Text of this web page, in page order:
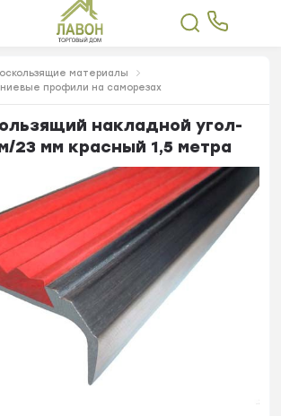
материалы
профили на саморезах
накладной угол-
23 мм красный 1,5 метра